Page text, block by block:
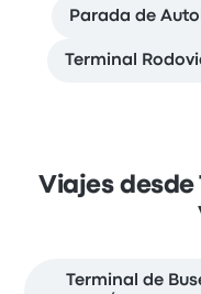
Parada de
Terminal
Viajes desde
Terminal de